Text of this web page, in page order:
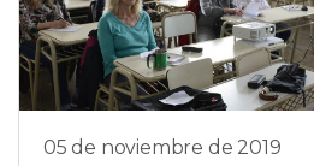
05 de noviembre de 2019